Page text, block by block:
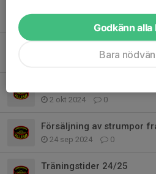
0
2 okt 2024 0
Försäljning av strumpor
24 sep 2024 0
Träningstider 24/25
Godkänn alla
Bara